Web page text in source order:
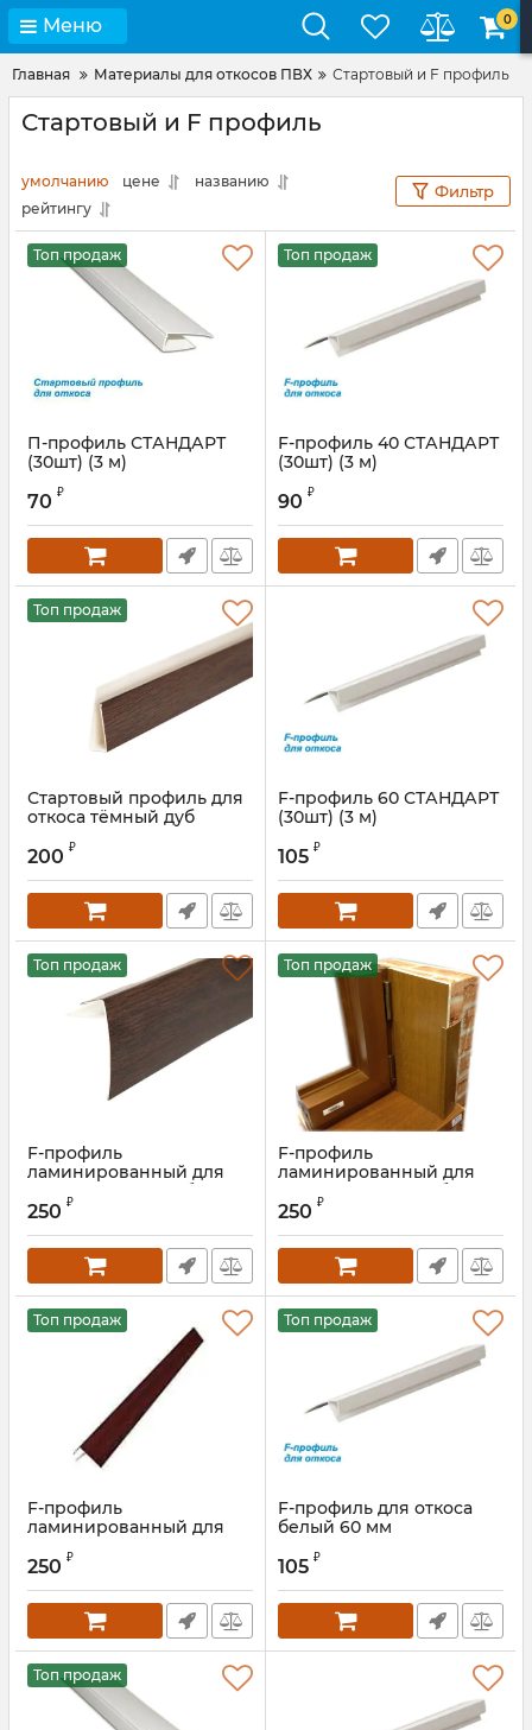
Меню 0
Главная Материалы для откосов ПВХ Стартовый и F профиль
Стартовый и F профиль
умолчанию цене
названию
рейтингу
Фильтр
Топ продаж
П-профиль СТАНДАРТ
(30шт) (3 м)
70 ₽
Топ продаж
F-профиль 40 СТАНДАРТ
(30шт) (3 м)
90 ₽
Топ продаж
Стартовый профиль для
откоса тёмный дуб
200 ₽
F-профиль 60 СТАНДАРТ
(30шт) (3 м)
105 ₽
Топ продаж
F-профиль
ламинированный для
откоса тёмный дуб 45 мм
250 ₽
Топ продаж
F-профиль
ламинированный для
откоса золотой дуб 45
мм
250 ₽
Топ продаж
F-профиль
ламинированный для
250 ₽
Топ продаж
F-профиль для откоса
белый 60 мм
105 ₽
Топ продаж